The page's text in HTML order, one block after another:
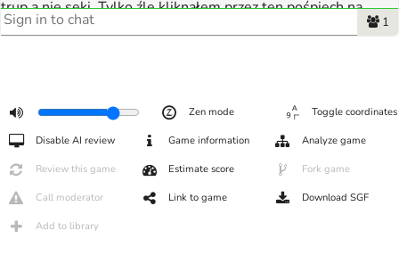
trup a nie seki. Tylko źle kliknąłem przez ten pośpiech na
końcu.
12:50] Samick [3k : Nie było łatwo.
ja spylam
12:50] knyf [11k miłego popołudnia
12:50] Samick [ : I wzajemnia
1
Zen mode Toggle coordinates
Disable AI review Game information Analyze game
Review this game Estimate score Fork game
Call moderator Link to game Download SGF
Add to library